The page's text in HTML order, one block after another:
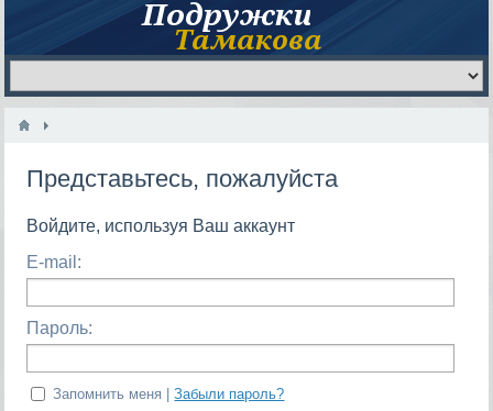
Представьтесь, пожалуйста
Войдите, используя Ваш аккаунт
E-mail:
Пароль:
Запомнить меня |Забыли пароль?